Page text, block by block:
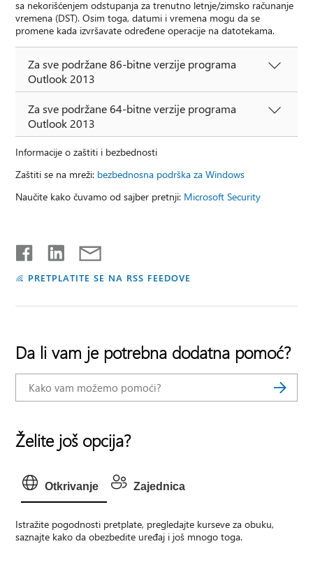
sa nekorišćenjem odstupanja za trenutno letnje/zimsko računanje
vremena (DST). Osim toga, datumi i vremena mogu da se
promene kada izvršavate određene operacije na datotekama.
Za sve podržane 86-bitne verzije programa
Outlook 2013
Za sve podržane 64-bitne verzije programa
Outlook 2013
Informacije o zaštiti i bezbednosti
Zaštiti se na mreži: bezbednosna podrška za Windows
Naučite kako čuvamo od sajber pretnji: Microsoft Security
PRETPLATITE SE NA RSS FEEDOVE
Da li vam je potrebna dodatna pomoć?
Želite još opcija?
Otkrivanje Zajednica
Istražite pogodnosti pretplate, pregledajte kurseve za obuku,
saznajte kako da obezbedite uređaj i još mnogo toga.